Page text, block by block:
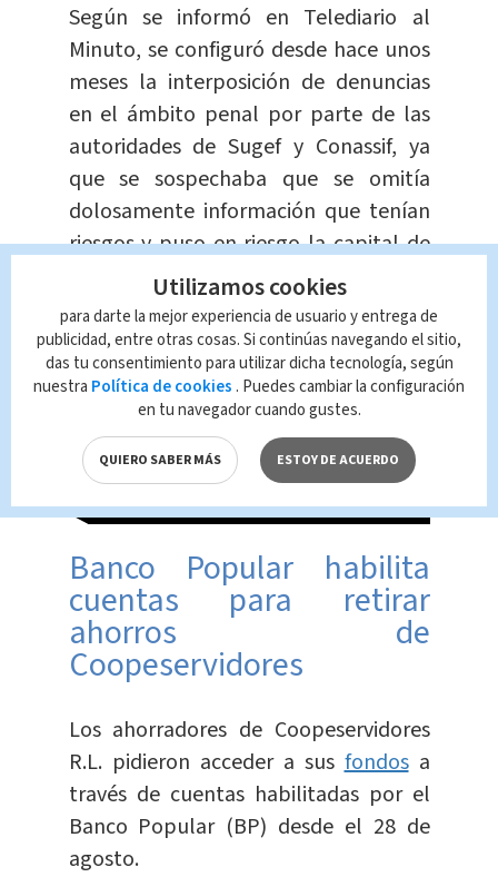
Según se informó en Telediario al
Minuto, se configuró desde hace unos
meses la interposición de denuncias
en el ámbito penal por parte de las
autoridades de Sugef y Conassif, ya
que se sospechaba que se omitía
dolosamente información que tenían
riesgos y puso en riesgo la capital de
sus asociados.
Banco Popular habilita
cuentas para retirar
ahorros de
Coopeservidores
Los ahorradores de Coopeservidores
R.L. pidieron acceder a susfondos a
través de cuentas habilitadas por el
Banco Popular (BP) desde el 28 de
agosto.
Utilizamos cookies
para darte la mejor experiencia de usuario y entrega de
publicidad, entre otras cosas. Si continúas navegando el sitio,
das tu consentimiento para utilizar dicha tecnología, según
nuestra Política de cookies . Puedes cambiar la configuración
en tu navegador cuando gustes.
QUIERO SABER MÁS ESTOY DE ACUERDO